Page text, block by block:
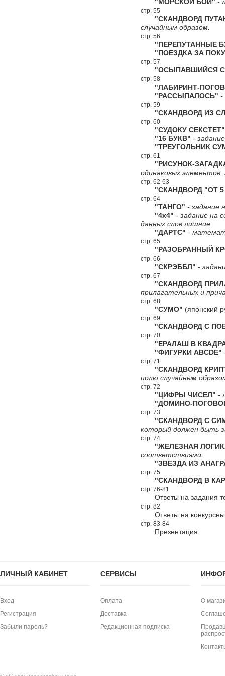
стр. 55
"СКАНДВОРД
случайным образом.
стр. 56
"ПЕРЕПУТАННЫЕ
"ПОЕЗДКА ЗА
стр. 57
"ОСЫПАВШИЙСЯ
стр. 58
"ЛАБИРИНТ-
"РАССЫПАЛОСЬ" -
стр. 59
"СКАНДВОРД ИЗ
стр. 60
"СУДОКУ СЕКСТЕТ"
"16 БУКВ" -
"ТРЕУГОЛЬНИК
стр. 61
"РИСУНОК-
одинаковых
стр. 62-63
"СКАНДВОРД "ОТ 5
стр. 64
"ТАНГО" - задание
"4х4" - задание на
данных слов лишние.
"ДАРТС" -
стр. 65
"РАЗОБРАННЫЙ
стр. 66
"СКРЭББЛ" -
стр. 67
"СКАНДВОРД
прилагательных и
стр. 68
"СУМО" (японский
стр. 69
"СКАНДВОРД С
стр. 70
"ЕРАЛАШ В
"ФИГУРКИ ABCDE"
стр. 71
"СКАНДВОРД
полю случайным
стр. 72
"ЦИФРЫ ЧИСЕЛ" -
"ДОМИНО-
стр. 73
"СКАНДВОРД С
который должен быть
стр. 74
"ЖЕЛЕЗНАЯ
соответствиями.
"ЗВЕЗДА ИЗ
стр. 75
"СКАНДВОРД В
стр. 76-81
Ответы на задания
стр. 82
Ответы на
стр. 83-84
Презентация.
ЛИЧНЫЙ КАБИНЕТ
Вход
Регистрация
Забыли пароль?
СЕРВИСЫ
Оплата
Доставка
Редакционная подписка
О